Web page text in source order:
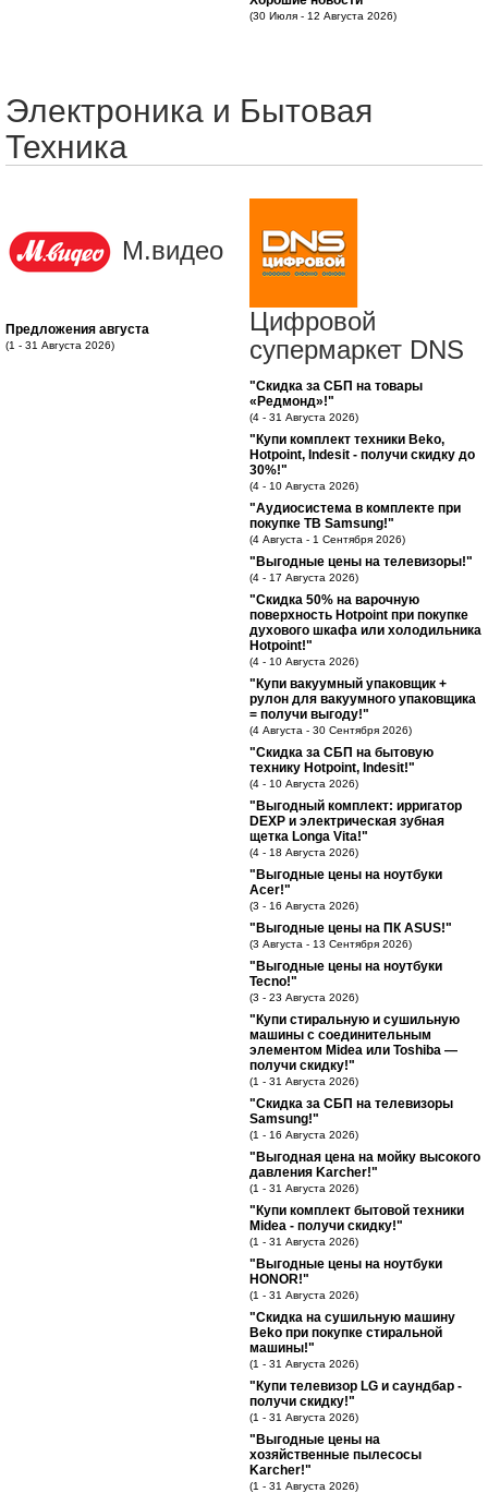
(30 Июля - 12 Августа 2026)
Электроника и Бытовая
Техника
М.видео
Предложения августа
(1 - 31 Августа 2026)
Цифровой
супермаркет DNS
"Скидка за СБП на товары
«Редмонд»!"
(4 - 31 Августа 2026)
"Купи комплект техники Beko,
Hotpoint, Indesit - получи скидку до
30%!"
(4 - 10 Августа 2026)
"Аудиосистема в комплекте при
покупке ТВ Samsung!"
(4 Августа - 1 Сентября 2026)
"Выгодные цены на телевизоры!"
(4 - 17 Августа 2026)
"Скидка 50% на варочную
поверхность Hotpoint при покупке
духового шкафа или холодильника
Hotpoint!"
(4 - 10 Августа 2026)
"Купи вакуумный упаковщик +
рулон для вакуумного упаковщика
= получи выгоду!"
(4 Августа - 30 Сентября 2026)
"Скидка за СБП на бытовую
технику Hotpoint, Indesit!"
(4 - 10 Августа 2026)
"Выгодный комплект: ирригатор
DEXP и электрическая зубная
щетка Longa Vita!"
(4 - 18 Августа 2026)
"Выгодные цены на ноутбуки
Acer!"
(3 - 16 Августа 2026)
"Выгодные цены на ПК ASUS!"
(3 Августа - 13 Сентября 2026)
"Выгодные цены на ноутбуки
Tecno!"
(3 - 23 Августа 2026)
"Купи стиральную и сушильную
машины с соединительным
элементом Midea или Toshiba —
получи скидку!"
(1 - 31 Августа 2026)
"Скидка за СБП на телевизоры
Samsung!"
(1 - 16 Августа 2026)
"Выгодная цена на мойку высокого
давления Karcher!"
(1 - 31 Августа 2026)
"Купи комплект бытовой техники
Midea - получи скидку!"
(1 - 31 Августа 2026)
"Выгодные цены на ноутбуки
HONOR!"
(1 - 31 Августа 2026)
"Скидка на сушильную машину
Beko при покупке стиральной
машины!"
(1 - 31 Августа 2026)
"Купи телевизор LG и саундбар -
получи скидку!"
(1 - 31 Августа 2026)
"Выгодные цены на
хозяйственные пылесосы
Karcher!"
(1 - 31 Августа 2026)